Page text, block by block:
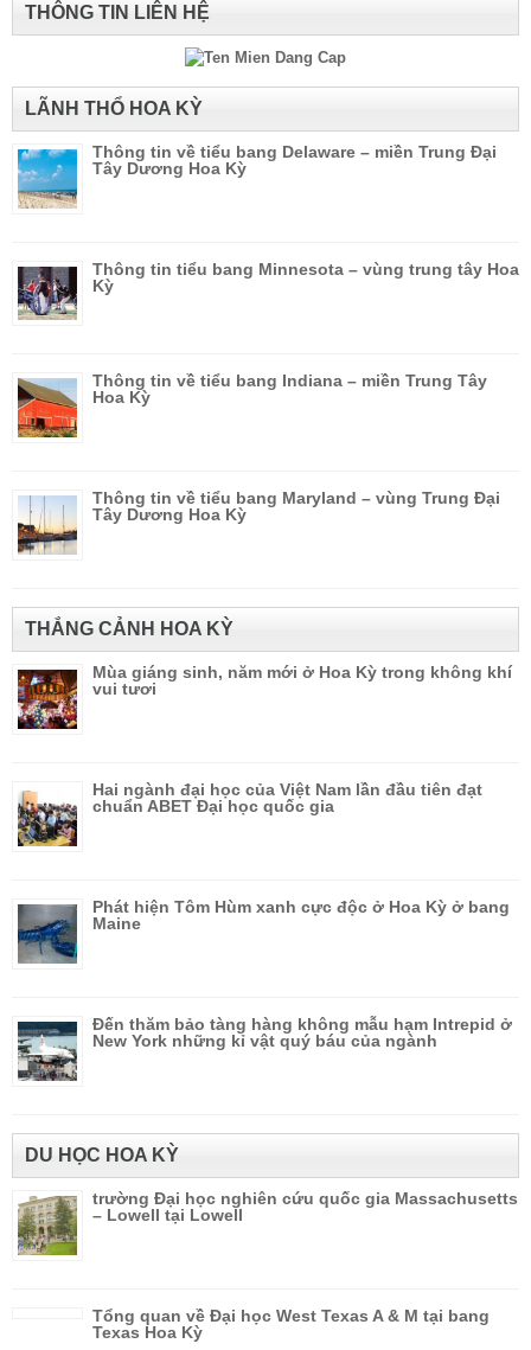
THÔNG TIN LIÊN HỆ
LÃNH THỔ HOA KỲ
Thông tin về tiểu bang Delaware – miền Trung Đại
Tây Dương Hoa Kỳ
Thông tin tiểu bang Minnesota – vùng trung tây Hoa
Kỳ
Thông tin về tiểu bang Indiana – miền Trung Tây
Hoa Kỳ
Thông tin về tiểu bang Maryland – vùng Trung Đại
Tây Dương Hoa Kỳ
THẮNG CẢNH HOA KỲ
Mùa giáng sinh, năm mới ở Hoa Kỳ trong không khí
vui tươi
Hai ngành đại học của Việt Nam lần đầu tiên đạt
chuẩn ABET Đại học quốc gia
Phát hiện Tôm Hùm xanh cực độc ở Hoa Kỳ ở bang
Maine
Đến thăm bảo tàng hàng không mẫu hạm Intrepid ở
New York những kỉ vật quý báu của ngành
DU HỌC HOA KỲ
trường Đại học nghiên cứu quốc gia Massachusetts
– Lowell tại Lowell
Tổng quan về Đại học West Texas A & M tại bang
Texas Hoa Kỳ